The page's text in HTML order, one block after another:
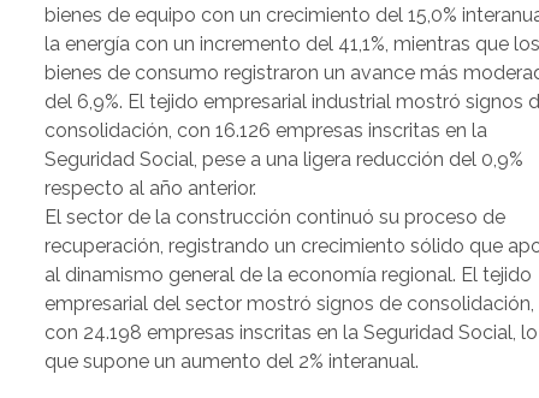
bienes de equipo con un crecimiento del 15,0%
la energía con un incremento del 41,1%, mientras que
bienes de consumo registraron un avance más
del 6,9%. El tejido empresarial industrial mostró signos
consolidación, con 16.126 empresas inscritas en la
Seguridad Social, pese a una ligera reducción del 0,9%
respecto al año anterior.
El sector de la construcción continuó su proceso de
recuperación, registrando un crecimiento sólido que
al dinamismo general de la economía regional. El tejido
empresarial del sector mostró signos de consolidación,
con 24.198 empresas inscritas en la Seguridad Social, lo
que supone un aumento del 2% interanual.